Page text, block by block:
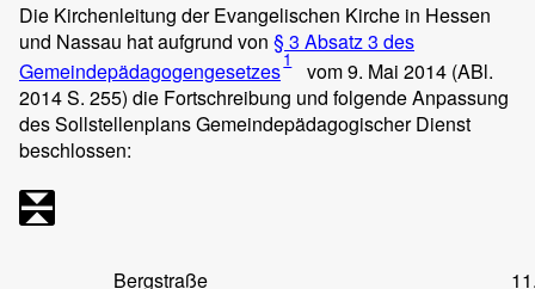
Die Kirchenleitung der Evangelischen Kirche in Hessen
und Nassau hat aufgrund von § 3 Absatz 3 des
Gemeindepädagogengesetzes1
vom 9. Mai 2014 (ABl.
2014 S. 255) die Fortschreibung und folgende Anpassung
des Sollstellenplans Gemeindepädagogischer Dienst
beschlossen:
Bergstraße